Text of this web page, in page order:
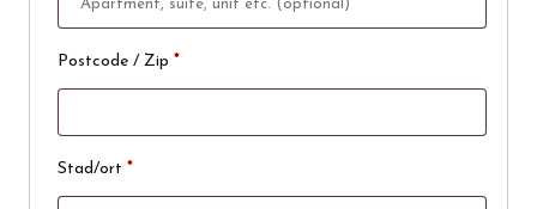
Postcode / Zip *
Stad/ort *